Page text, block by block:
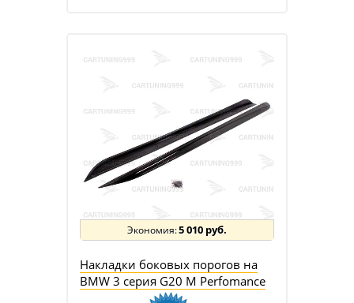
5 010 руб.
Накладки боковых порогов на
BMW 3 серия G20 M Perfomance